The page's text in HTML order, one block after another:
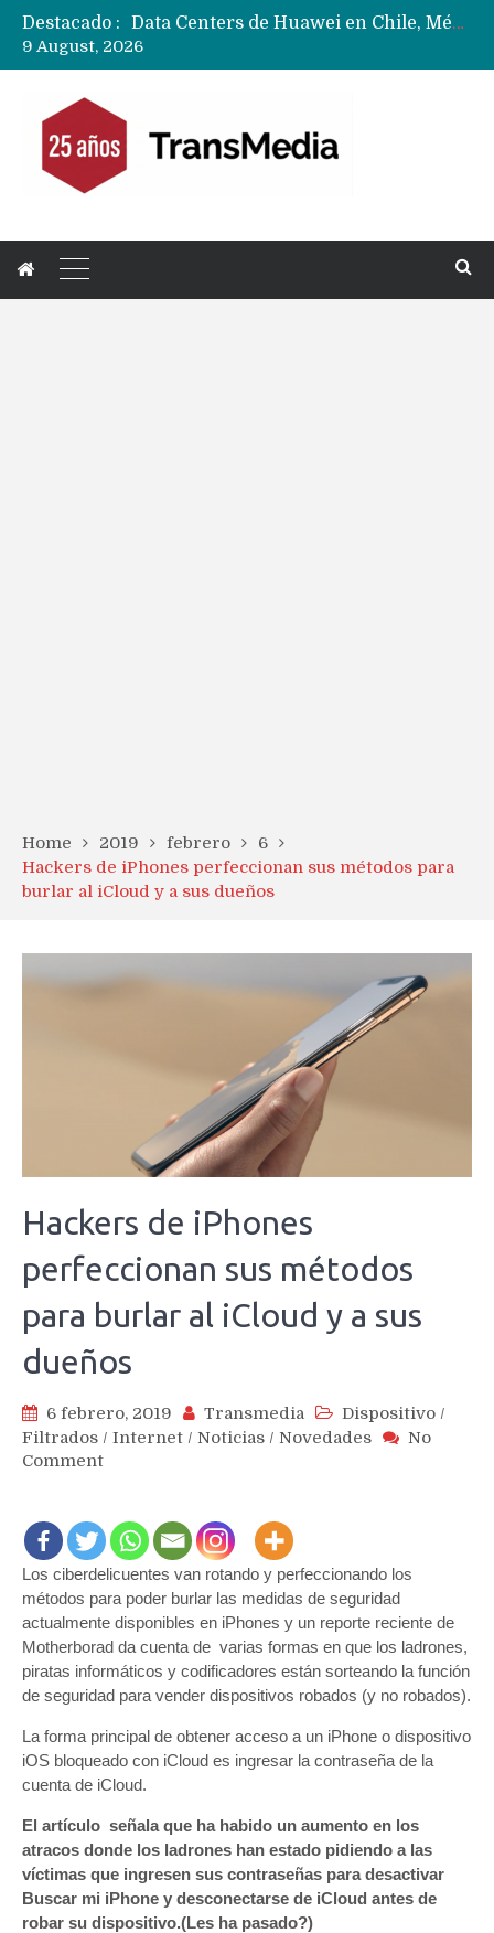
Destacado :
Data Centers de Huawei en Chile, México, Brasil,Perú y Argentina podrían verse afectados por arremetida de EE.UU
9 August, 2026
Home 2019 febrero
6
Hackers de iPhones perfeccionan sus métodos para
burlar al iCloud y a sus dueños
Hackers de iPhones
perfeccionan sus métodos
para burlar al iCloud y a sus
dueños
6 febrero, 2019 Transmedia Dispositivo /
Filtrados / Internet / Noticias / Novedades
No
Commenton
iPhones
perfeccionan
sus
métodos
para
burlar
al
iCloud
a
sus
dueños
Los ciberdelicuentes van rotando y perfeccionando los
métodos para poder burlar las medidas de seguridad
actualmente disponibles en iPhones y un reporte reciente de
Motherborad da cuenta de varias formas en que los ladrones,
piratas informáticos y codificadores están sorteando la función
de seguridad para vender dispositivos robados (y no robados).
La forma principal de obtener acceso a un iPhone o dispositivo
iOS bloqueado con iCloud es ingresar la contraseña de la
cuenta de iCloud.
El artículo señala que ha habido un aumento en los
atracos donde los ladrones han estado pidiendo a las
víctimas que ingresen sus contraseñas para desactivar
Buscar mi iPhone y desconectarse de iCloud antes de
robar su dispositivo.(Les ha pasado?)